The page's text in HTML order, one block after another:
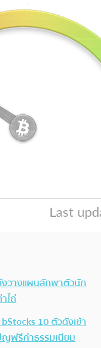
วางแผนลักพาตัวนัก
ไถ่
10 ตัวดังเข้า
ฟรีค่าธรรมเนียม